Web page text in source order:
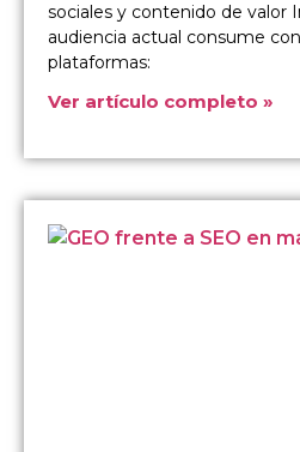
sociales y contenido de valor
audiencia actual consume
plataformas:
Ver artículo completo »